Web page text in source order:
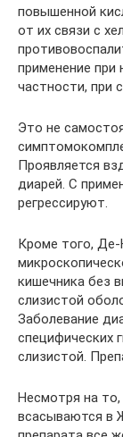
повышенной
от их связи с
применение при
частности, при
Это не
Проявляется
диарей. С
регрессируют.
Кроме того, Де-
кишечника без
слизистой
Заболевание
специфических
слизистой.
Несмотря на то,
всасываются в